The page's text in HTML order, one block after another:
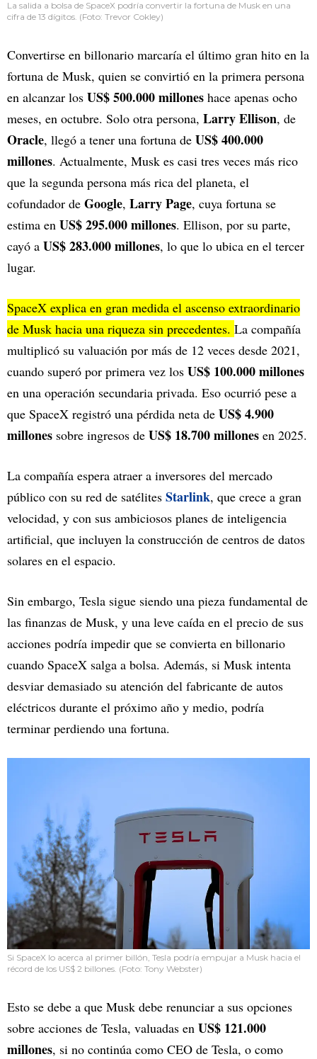
La salida a bolsa de SpaceX podría convertir la fortuna de Musk en una
cifra de 13 dígitos. (Foto: Trevor Cokley)
Convertirse en billonario marcaría el último gran hito en la
fortuna de Musk, quien se convirtió en la primera persona
en alcanzar los US$ 500.000 millones hace apenas ocho
meses, en octubre. Solo otra persona, Larry Ellison, de
Oracle, llegó a tener una fortuna de US$ 400.000
millones. Actualmente, Musk es casi tres veces más rico
que la segunda persona más rica del planeta, el
cofundador de Google, Larry Page, cuya fortuna se
estima en US$ 295.000 millones. Ellison, por su parte,
cayó a US$ 283.000 millones, lo que lo ubica en el tercer
lugar.
SpaceX explica en gran medida el ascenso extraordinario
de Musk hacia una riqueza sin precedentes. La compañía
multiplicó su valuación por más de 12 veces desde 2021,
cuando superó por primera vez los US$ 100.000 millones
en una operación secundaria privada. Eso ocurrió pese a
que SpaceX registró una pérdida neta de US$ 4.900
millones sobre ingresos de US$ 18.700 millones en 2025.
La compañía espera atraer a inversores del mercado
público con su red de satélites Starlink, que crece a gran
velocidad, y con sus ambiciosos planes de inteligencia
artificial, que incluyen la construcción de centros de datos
solares en el espacio.
Sin embargo, Tesla sigue siendo una pieza fundamental de
las finanzas de Musk, y una leve caída en el precio de sus
acciones podría impedir que se convierta en billonario
cuando SpaceX salga a bolsa. Además, si Musk intenta
desviar demasiado su atención del fabricante de autos
eléctricos durante el próximo año y medio, podría
terminar perdiendo una fortuna.
Si SpaceX lo acerca al primer billón, Tesla podría empujar a Musk hacia el
récord de los US$ 2 billones. (Foto: Tony Webster)
Esto se debe a que Musk debe renunciar a sus opciones
sobre acciones de Tesla, valuadas en US$ 121.000
millones, si no continúa como CEO de Tesla, o como